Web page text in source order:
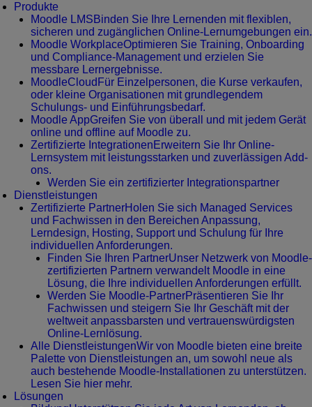
Produkte
Moodle LMS Binden Sie Ihre Lernenden mit flexiblen,
sicheren und zugänglichen Online-Lernumgebungen ein.
Moodle WorkplaceOptimieren Sie Training, Onboarding
und Compliance-Management und erzielen Sie
messbare Lernergebnisse.
MoodleCloud Für Einzelpersonen, die Kurse verkaufen,
oder kleine Organisationen mit grundlegendem
Schulungs- und Einführungsbedarf.
Moodle AppGreifen Sie von überall und mit jedem Gerät
online und offline auf Moodle zu.
Zertifizierte Integrationen Erweitern Sie Ihr Online-
Lernsystem mit leistungsstarken und zuverlässigen Add-
ons.
Werden Sie ein zertifizierter Integrationspartner
Dienstleistungen
Zertifizierte PartnerHolen Sie sich Managed Services
und Fachwissen in den Bereichen Anpassung,
Lerndesign, Hosting, Support und Schulung für Ihre
individuellen Anforderungen.
Finden Sie Ihren PartnerUnser Netzwerk von Moodle-
zertifizierten Partnern verwandelt Moodle in eine
Lösung, die Ihre individuellen Anforderungen erfüllt.
Werden Sie Moodle-PartnerPräsentieren Sie Ihr
Fachwissen und steigern Sie Ihr Geschäft mit der
weltweit anpassbarsten und vertrauenswürdigsten
Online-Lernlösung.
Alle DienstleistungenWir von Moodle bieten eine breite
Palette von Dienstleistungen an, um sowohl neue als
auch bestehende Moodle-Installationen zu unterstützen.
Lesen Sie hier mehr.
Lösungen